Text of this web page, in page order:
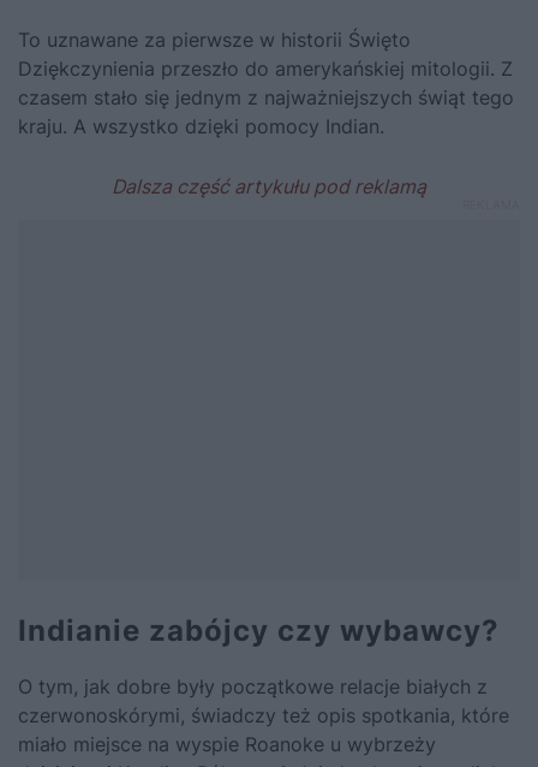
To uznawane za pierwsze w historii Święto
Dziękczynienia przeszło do amerykańskiej mitologii. Z
czasem stało się jednym z najważniejszych świąt tego
kraju. A wszystko dzięki pomocy Indian.
Indianie zabójcy czy wybawcy?
O tym, jak dobre były początkowe relacje białych z
czerwonoskórymi, świadczy też opis spotkania, które
miało miejsce na wyspie Roanoke u wybrzeży